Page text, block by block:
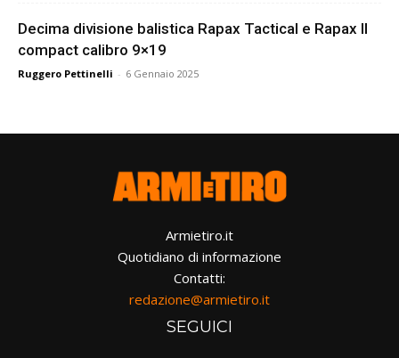
Decima divisione balistica Rapax Tactical e Rapax II
compact calibro 9×19
Ruggero Pettinelli - 6 Gennaio 2025
Armietiro.it
Quotidiano di informazione
Contatti:
redazione@armietiro.it
SEGUICI